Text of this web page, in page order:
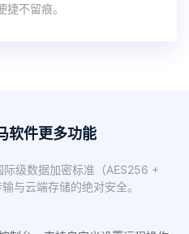
捷不留痕。
软件更多功能
级数据加密标准（AES256 +
与云端存储的绝对安全。